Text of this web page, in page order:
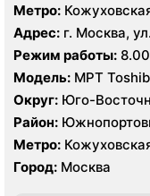
Метро:
Адрес: г. Москва,
Режим работы:
Модель: МРТ
AQUILION RXL 16
Округ: Юго-
Район:
Метро:
Город: Москва